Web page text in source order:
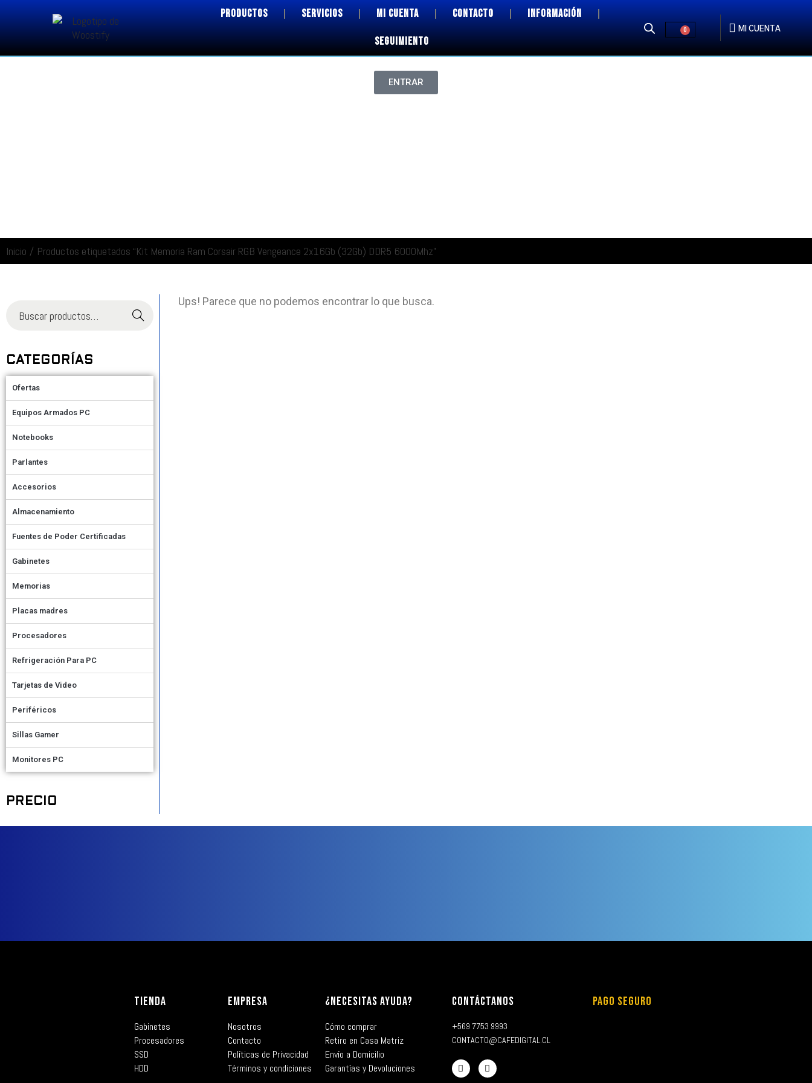
PRODUCTOS SERVICIOS MI CUENTA CONTACTO INFORMACIÓN
SEGUIMIENTO
0 MI CUENTA
ENTRAR
Inicio / Productos etiquetados “Kit Memoria Ram Corsair RGB Vengeance 2x16Gb (32Gb) DDR5 6000Mhz”
Buscar
CATEGORÍAS
Ofertas
Equipos Armados PC
Notebooks
Parlantes
Accesorios
Almacenamiento
Fuentes de Poder Certificadas
Gabinetes
Memorias
Placas madres
Procesadores
Refrigeración Para PC
Tarjetas de Video
Periféricos
Sillas Gamer
Monitores PC
PRECIO
Ups! Parece que no podemos encontrar lo que busca.
TIENDA
Gabinetes
Procesadores
SSD
HDD
EMPRESA
Nosotros
Contacto
Políticas de Privacidad
Términos y condiciones
¿NECESITAS AYUDA?
Cómo comprar
Retiro en Casa Matriz
Envío a Domicilio
Garantías y Devoluciones
CONTÁCTANOS
+569 7753 9993
CONTACTO@CAFEDIGITAL.CL
PAGO SEGURO